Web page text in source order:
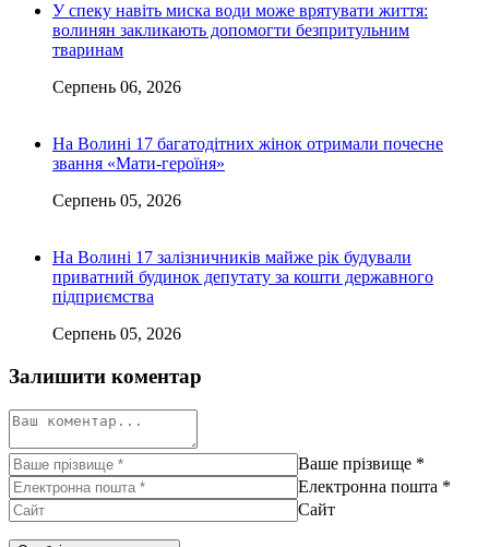
У спеку навіть миска води може врятувати життя:
волинян закликають допомогти безпритульним
тваринам
Серпень 06, 2026
На Волині 17 багатодітних жінок отримали почесне
звання «Мати-героїня»
Серпень 05, 2026
На Волині 17 залізничників майже рік будували
приватний будинок депутату за кошти державного
підприємства
Серпень 05, 2026
Залишити коментар
Ваше прізвище *
Електронна пошта *
Сайт